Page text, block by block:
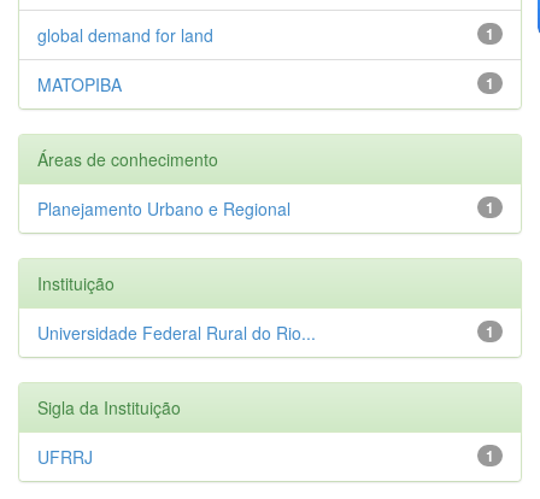
1
global demand for land
1
MATOPIBA
Áreas de conhecimento
1
Planejamento Urbano e Regional
Instituição
1
Universidade Federal Rural do Rio...
Sigla da Instituição
1
UFRRJ